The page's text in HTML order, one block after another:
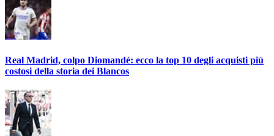
Real Madrid, colpo Diomandé: ecco la top 10 degli acquisti più
costosi della storia dei Blancos